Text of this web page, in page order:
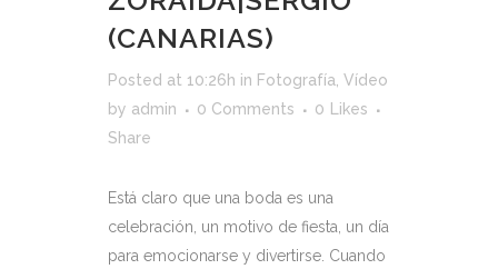
(CANARIAS)
Posted at 10:26h in Fotografía, Vídeo
by admin 0 Comments 0 Likes
Share
Está claro que una boda es una
celebración, un motivo de fiesta, un día
para emocionarse y divertirse. Cuando